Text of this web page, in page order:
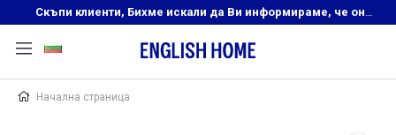
Скъпи клиенти, Бихме искали да Ви информираме, че онлайн магазинът на English Home преустановява своята дейност. Прекрасният ни и усмихнат екип ,Ви очаква в нашите физически магазини, където ще откриете любимите си продукти! Благодарим Ви, че сте част от семейството на Еnglish Home!
Начална страница